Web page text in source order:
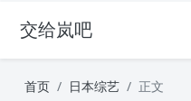
交给岚吧
首页 日本综艺 正文